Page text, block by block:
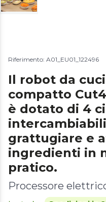
Riferimento: A01_EU01_122496
Il robot da
compatto
è dotato di 4
grattugiare e
ingredienti in
pratico.
Processore